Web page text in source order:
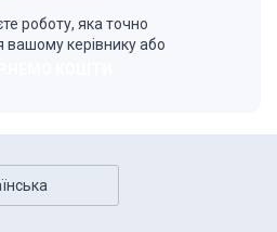
роботу, яка точно
вашому керівнику або